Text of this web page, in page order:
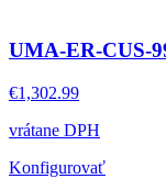
UMA-ER-CUS-
€1,302.99
vrátane DPH
Konfigurovať